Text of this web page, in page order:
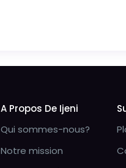
A Propos De Ijeni
Qui sommes-nous?
Notre mission